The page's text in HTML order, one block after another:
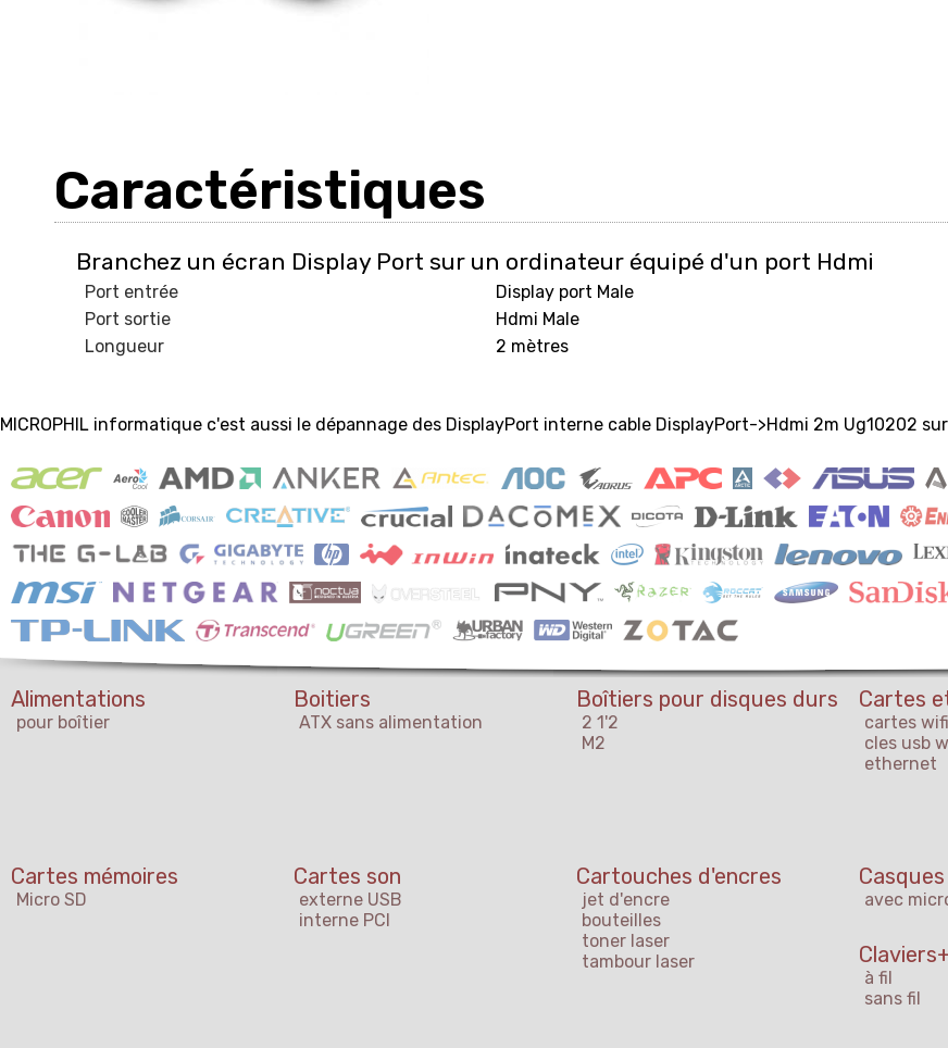
Caractéristiques
Branchez un écran Display Port sur un ordinateur équipé d'un port Hdmi
Port entrée
Display port Male
Port sortie
Hdmi Male
Longueur
2 mètres
MICROPHIL informatique c'est aussi le dépannage des DisplayPort interne cable DisplayPort->Hdmi 2m Ug10202
Alimentations
pour boîtier
Boitiers
ATX sans alimentation
Boîtiers pour disques durs
2 1'2
M2
Cartes
cartes wifi
cles usb
ethernet
Cartes mémoires
Micro SD
Cartes son
externe USB
interne PCI
Cartouches d'encres
jet d'encre
bouteilles
toner laser
tambour laser
Casques
avec
à fil
sans fil